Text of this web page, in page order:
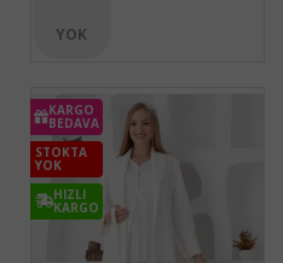
YOK
KARGO
BEDAVA
STOKTA
YOK
HIZLI
KARGO